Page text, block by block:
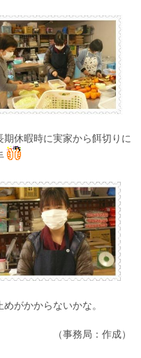
休暇時に実家から餌切りに
がかからないかな。
（事務局：作成）